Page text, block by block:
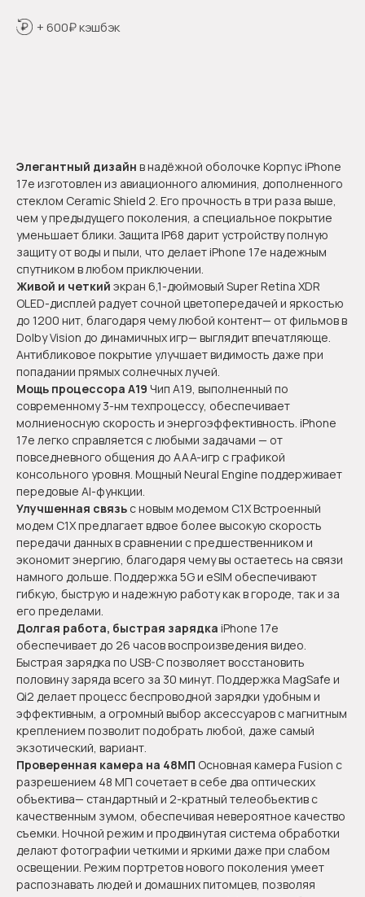
+ 600₽ кэшбэк
Элегантный дизайн в надёжной оболочке Корпус iPhone
17e изготовлен из авиационного алюминия, дополненного
стеклом Ceramic Shield 2. Его прочность в три раза выше,
чем у предыдущего поколения, а специальное покрытие
уменьшает блики. Защита IP68 дарит устройству полную
защиту от воды и пыли, что делает iPhone 17e надежным
спутником в любом приключении.
Живой и четкий экран 6,1-дюймовый Super Retina XDR
OLED-дисплей радует сочной цветопередачей и яркостью
до 1200 нит, благодаря чему любой контент— от фильмов в
Dolby Vision до динамичных игр— выглядит впечатляюще.
Антибликовое покрытие улучшает видимость даже при
попадании прямых солнечных лучей.
Мощь процессора A19 Чип A19, выполненный по
современному 3-нм техпроцессу, обеспечивает
молниеносную скорость и энергоэффективность. iPhone
17e легко справляется с любыми задачами — от
повседневного общения до AAA-игр с графикой
консольного уровня. Мощный Neural Engine поддерживает
передовые AI-функции.
Улучшенная связь с новым модемом C1X Встроенный
модем C1X предлагает вдвое более высокую скорость
передачи данных в сравнении с предшественником и
экономит энергию, благодаря чему вы остаетесь на связи
намного дольше. Поддержка 5G и eSIM обеспечивают
гибкую, быструю и надежную работу как в городе, так и за
его пределами.
Долгая работа, быстрая зарядка iPhone 17e
обеспечивает до 26 часов воспроизведения видео.
Быстрая зарядка по USB-C позволяет восстановить
половину заряда всего за 30 минут. Поддержка MagSafe и
Qi2 делает процесс беспроводной зарядки удобным и
эффективным, а огромный выбор аксессуаров с магнитным
креплением позволит подобрать любой, даже самый
экзотический, вариант.
Проверенная камера на 48МП Основная камера Fusion с
разрешением 48 МП сочетает в себе два оптических
объектива— стандартный и 2-кратный телеобъектив с
качественным зумом, обеспечивая невероятное качество
съемки. Ночной режим и продвинутая система обработки
делают фотографии четкими и яркими даже при слабом
освещении. Режим портретов нового поколения умеет
распознавать людей и домашних питомцев, позволяя